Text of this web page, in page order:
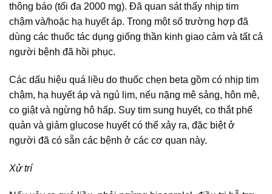
thông báo (tối đa 2000 mg). Đã quan sát thấy nhịp tim
chậm và/hoặc hạ huyết áp. Trong một số trường hợp đã
dùng các thuốc tác dụng giống thần kinh giao cảm và tất cả
người bệnh đã hồi phục.
Các dấu hiệu quá liều do thuốc chẹn beta gồm có nhịp tim
chậm, hạ huyết áp và ngủ lịm, nếu nặng mê sảng, hôn mê,
co giật và ngừng hô hấp. Suy tim sung huyết, co thắt phế
quản và giảm glucose huyết có thể xảy ra, đặc biệt ở
người đã có sẵn các bệnh ở các cơ quan này.
Xử trí